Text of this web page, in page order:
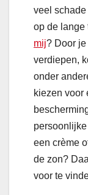
veel
op de lange
mij? Door
verdiepen,
onder
kiezen voor
een crème
de zon?
voor te